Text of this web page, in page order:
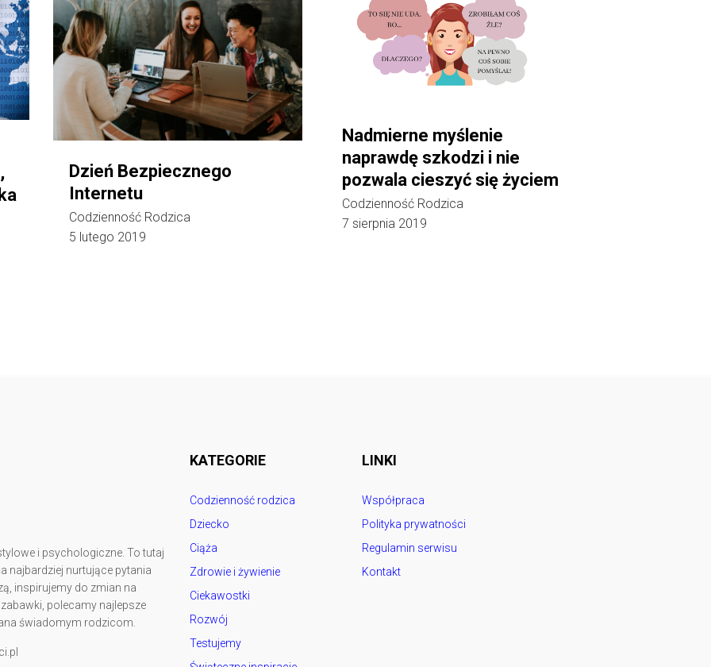
Dzień Bezpiecznego
Internetu
Codzienność Rodzica
5 lutego 2019
Nadmierne myślenie
naprawdę szkodzi i nie
pozwala cieszyć się życiem
Codzienność Rodzica
7 sierpnia 2019
i psychologiczne. To tutaj
najbardziej nurtujące pytania
inspirujemy do zmian na
polecamy najlepsze
świadomym rodzicom.
KATEGORIE
Codzienność rodzica
Dziecko
Ciąża
Zdrowie i żywienie
Ciekawostki
Rozwój
Testujemy
LINKI
Współpraca
Polityka prywatności
Regulamin serwisu
Kontakt